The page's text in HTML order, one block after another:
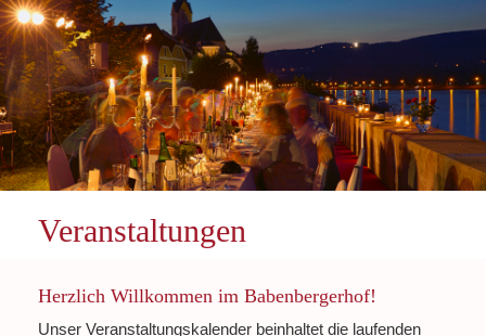
Veranstaltungen
Herzlich Willkommen im Babenbergerhof!
Unser Veranstaltungskalender beinhaltet die laufenden